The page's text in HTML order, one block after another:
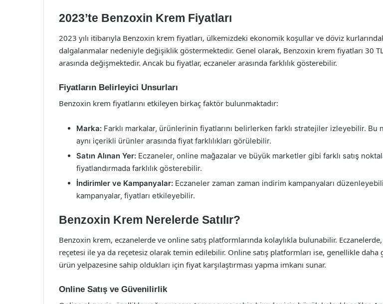
2023’te Benzoxin Krem Fiyatları
2023 yılı itibarıyla Benzoxin krem fiyatları, ülkemizdeki ekonomik koşullar ve döviz
dalgalanmalar nedeniyle değişiklik göstermektedir. Genel olarak, Benzoxin krem fiyatları 30
arasında değişmektedir. Ancak bu fiyatlar, eczaneler arasında farklılık gösterebilir.
Fiyatların Belirleyici Unsurları
Benzoxin krem fiyatlarını etkileyen birkaç faktör bulunmaktadır:
Marka: Farklı markalar, ürünlerinin fiyatlarını belirlerken farklı stratejiler izleyebilir. Bu
aynı içerikli ürünler arasında fiyat farklılıkları görülebilir.
Satın Alınan Yer: Eczaneler, online mağazalar ve büyük marketler gibi farklı satış
fiyatlandırmada farklılık gösterebilir.
İndirimler ve Kampanyalar: Eczaneler zaman zaman indirim kampanyaları
kampanyalar, fiyatları etkileyebilir.
Benzoxin Krem Nerelerde Satılır?
Benzoxin krem, eczanelerde ve online satış platformlarında kolaylıkla bulunabilir.
reçetesi ile ya da reçetesiz olarak temin edilebilir. Online satış platformları ise, genellikle daha
ürün yelpazesine sahip oldukları için fiyat karşılaştırması yapma imkanı sunar.
Online Satış ve Güvenilirlik